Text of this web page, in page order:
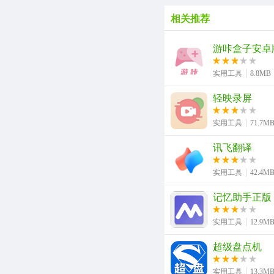
相关推荐
游咔盒子安卓
实用工具 8.8MB
轻映录屏
实用工具 71.7MB
讯飞翻译
实用工具 42.4MB
记忆助手正版
实用工具 12.9MB
超级盘点机
实用工具 13.3MB